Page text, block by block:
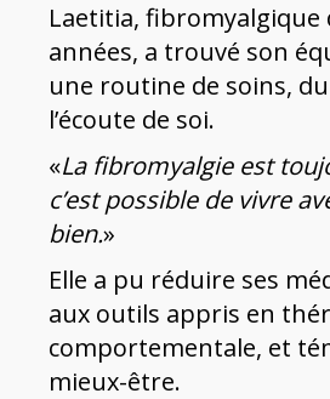
Laetitia,
années, a trouvé son
une routine de soins,
l’écoute de soi.
«La fibromyalgie est
c’est possible de vivre
bien.»
Elle a pu réduire ses
aux outils appris en
comportementale, et
mieux-être.